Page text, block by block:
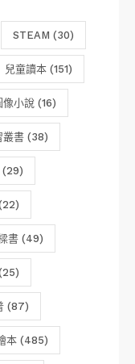
STEAM (30)
兒童讀本 (151)
像小說 (16)
叢書 (38)
(29)
書 (49)
(87)
本 (485)